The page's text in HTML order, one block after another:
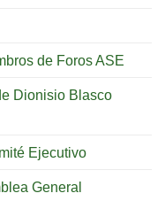
de Foros ASE
Dionisio Blasco
Ejecutivo
General